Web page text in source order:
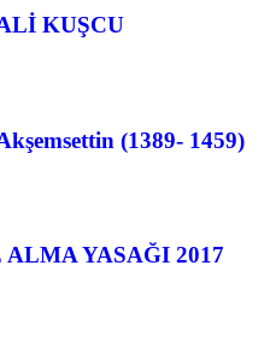
KUŞCU
(1389- 1459)
YASAĞI 2017